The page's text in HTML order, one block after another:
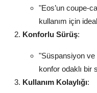
"Eos’un coupe-
kullanım için
Konforlu Sürüş:
"Süspansiyon
konfor odaklı bir
Kullanım Kolaylığı: